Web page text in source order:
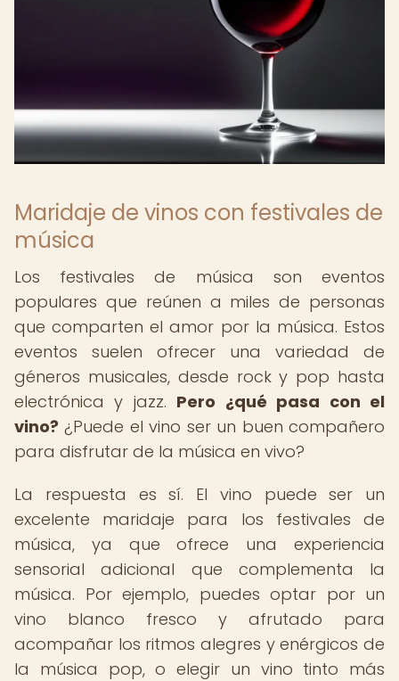
Maridaje de vinos con festivales de
música
Los festivales de música son eventos
populares que reúnen a miles de personas
que comparten el amor por la música. Estos
eventos suelen ofrecer una variedad de
géneros musicales, desde rock y pop hasta
electrónica y jazz. Pero ¿qué pasa con el
vino? ¿Puede el vino ser un buen compañero
para disfrutar de la música en vivo?
La respuesta es sí. El vino puede ser un
excelente maridaje para los festivales de
música, ya que ofrece una experiencia
sensorial adicional que complementa la
música. Por ejemplo, puedes optar por un
vino blanco fresco y afrutado para
acompañar los ritmos alegres y enérgicos de
la música pop, o elegir un vino tinto más